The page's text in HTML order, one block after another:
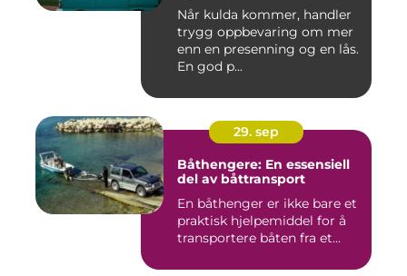
Når kulda kommer, handler
trygg oppbevaring om mer
enn en presenning og en lås.
En god p...
29. sep
Båthengere: En essensiell
del av båttransport
En båthenger er ikke bare et
praktisk hjelpemiddel for å
transportere båten fra et...